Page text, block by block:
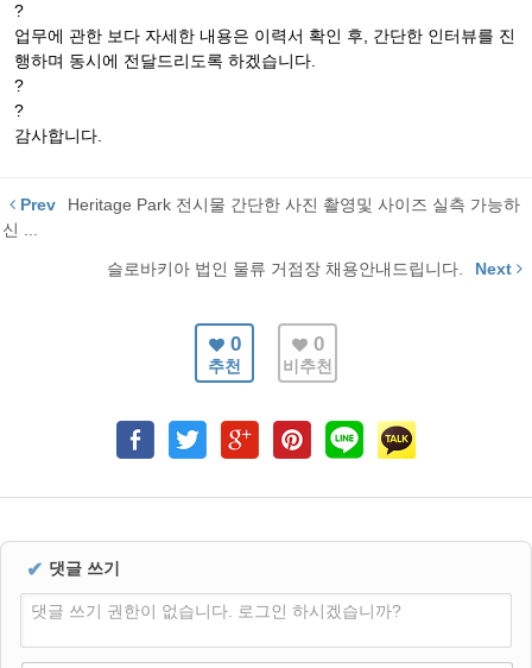
?
업무에 관한 보다 자세한 내용은 이력서 확인 후, 간단한 인터뷰를 진
행하며 동시에 전달드리도록 하겠습니다.
?
?
감사합니다.
Prev
Heritage Park 전시물 간단한 사진 촬영및 사이즈 실측 가능하
신 ...
슬로바키아 법인 물류 거점장 채용안내드립니다. Next
0
추천
0
비추천
✔ 댓글 쓰기
댓글 쓰기 권한이 없습니다. 로그인 하시겠습니까?